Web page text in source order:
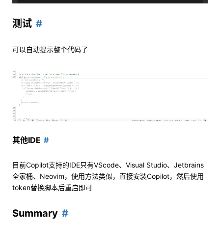
测试
可以自动提示整个代码了
其他IDE
目前Copilot支持的IDE只有VScode、Visual Studio、Jetbrains
全家桶、Neovim，使用方法类似，直接安装Copilot，然后使用
token替换脚本后重启即可
Summary